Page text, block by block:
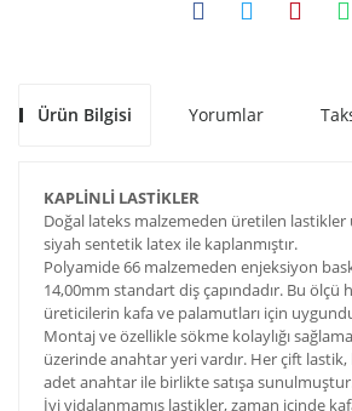
Ürün Bilgisi Yorumlar
KAPLİNLİ LASTİKLER
Doğal lateks malzemeden üretilen lastikler
siyah sentetik latex ile kaplanmıştır.
Polyamide 66 malzemeden enjeksiyon
14,00mm standart diş çapındadır. Bu
üreticilerin kafa ve palamutları için
Montaj ve özellikle sökme kolaylığı
üzerinde anahtar yeri vardır. Her çift
adet anahtar ile birlikte satışa
İyi vidalanmamış lastikler, zaman içinde